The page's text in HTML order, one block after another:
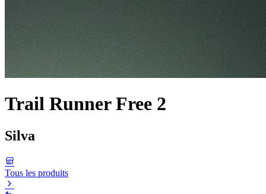
Trail Runner Free 2
Silva
Tous les produits